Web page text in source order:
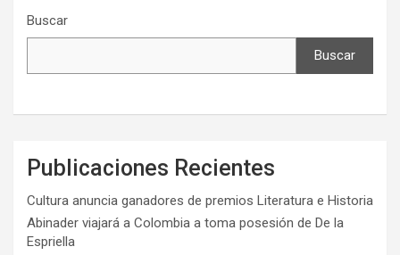
Buscar
Buscar
Publicaciones Recientes
Cultura anuncia ganadores de premios Literatura e Historia
Abinader viajará a Colombia a toma posesión de De la
Espriella